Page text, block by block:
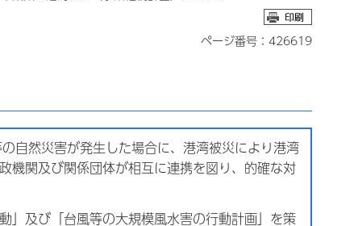
ページ番号：426619
然災害が発生した場合に、港湾被災により港湾
機関及び関係団体が相互に連携を図り、的確な対
」及び「台風等の大規模風水害の行動計画」を策